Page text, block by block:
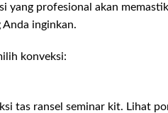
profesional akan
Anda inginkan.
konveksi:
tas ransel seminar kit. Lihat